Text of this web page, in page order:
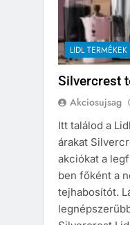
LIDL TERMÉKEK
Silvercrest
Akciosujsag
Itt találod a
árakat
akciókat a
ben főként a
tejhabosítót.